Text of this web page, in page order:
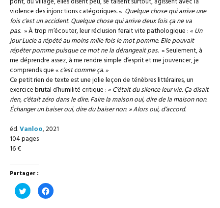
violence des injonctions catégoriques. « Quelque chose qui arrive une
fois c’est un accident. Quelque chose qui arrive deux fois ça ne va
pas. » À trop m’écouter, leur réclusion ferait vite pathologique : «Un
jour Lucie a répété au moins mille fois le mot pomme. Elle pouvait
répéter pomme puisque ce mot ne la dérangeait pas. » Seulement, à
me déprendre assez, à me rendre simple d’esprit et me jouvencer, je
comprends que «c’est comme ça.»
Ce petit rien de texte est une jolie leçon de ténèbres littéraires, un
exercice brutal d’humilité critique : «C’était du silence leur vie. Ça disait
rien, c’était zéro dans le dire. Faire la maison oui, dire de la maison non.
Échanger un baiser oui, dire du baiser non. » Alors oui, d’accord.
éd.Vanloo, 2021
104 pages
16 €
Partager :
Cliquez
pour
partager
Cliquez
pour